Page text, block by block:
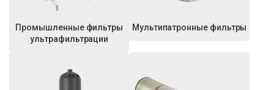
Промышленные фильтры
ультрафильтрации
Мультипатронные фильтры